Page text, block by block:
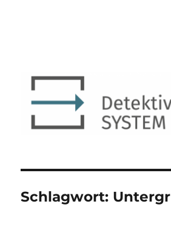
Detektiv SYSTEM
Schlagwort: